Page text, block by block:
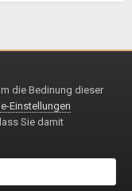
die Bedinung dieser
Einstellungen
Sie damit